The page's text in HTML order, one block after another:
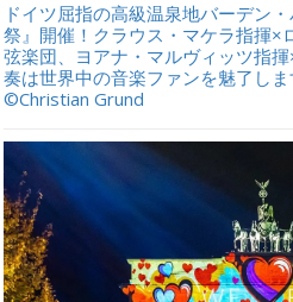
ドイツ屈指の高級温泉地バーデン
祭』開催！クラウス・マケラ指揮×
弦楽団、ヨアナ・マルヴィッツ指
奏は世界中の音楽ファンを魅了し
©Christian Grund